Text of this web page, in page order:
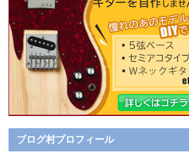
ブログ村プロフィール